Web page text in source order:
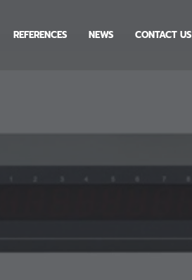
REFERENCES NEWS CONTACT US